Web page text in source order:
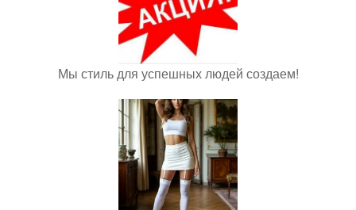
Мы стиль для успешных людей создаем!